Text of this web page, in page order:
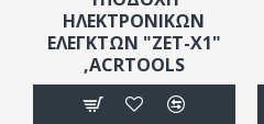
ΗΛΕΚΤΡΟΝΙΚΩΝ
ΕΛΕΓΚΤΩΝ "ZET-X1"
,ACRTOOLS